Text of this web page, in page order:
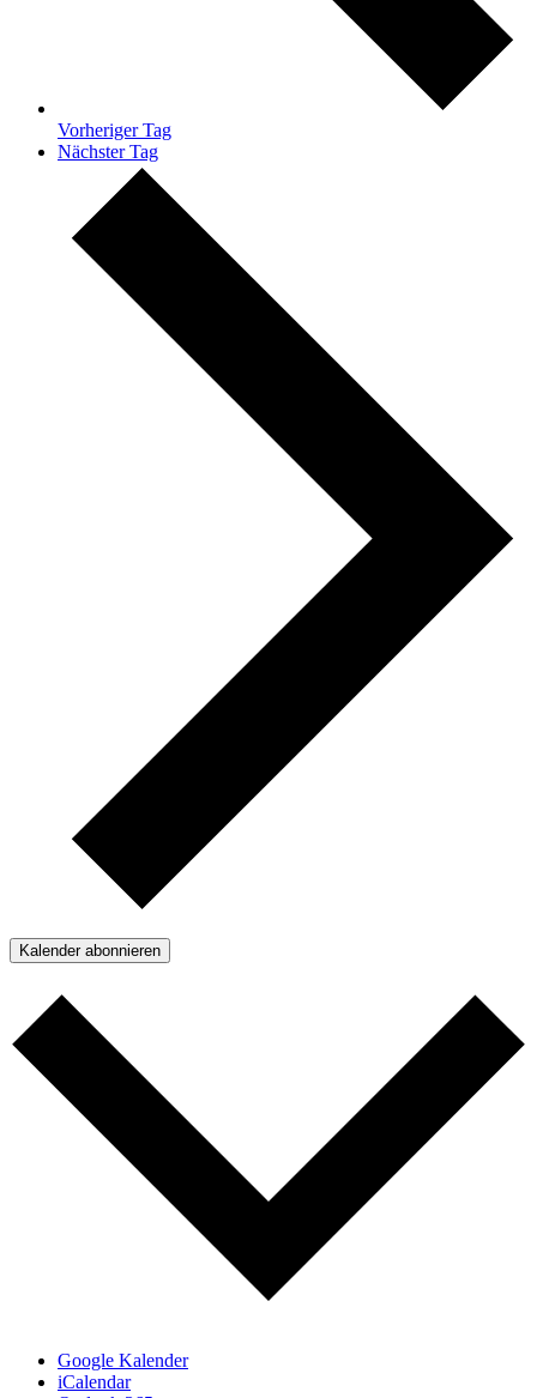
Vorheriger Tag
Nächster Tag
Kalender abonnieren
Google Kalender
iCalendar